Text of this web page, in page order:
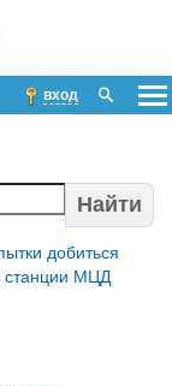
вход
Найти
добиться
станции МЦД